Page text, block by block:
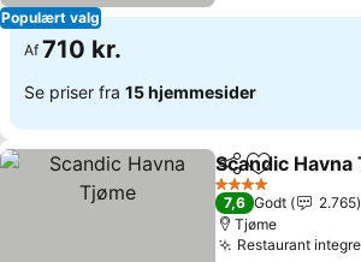
Populært valg
Af 710 kr.
Se priser fra 15 hjemmesider
Del Føj til
Scandic Havna
4 Stjerner
7,6 Godt
2.765
Tjøme
Restaurant